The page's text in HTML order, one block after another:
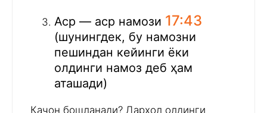
Аср — аср намози 17:43
(шунингдек, бу намозни
пешиндан кейинги ёки
олдинги намоз деб ҳам
аташади)
Қачон бошланади? Дарҳол олдинги